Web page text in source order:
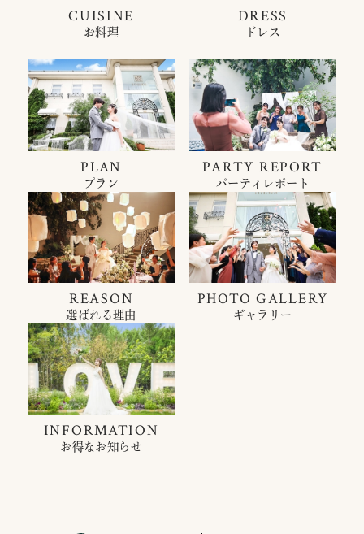
CUISINE
お料理
DRESS
ドレス
PLAN
プラン
PARTY REPORT
パーティレポート
REASON
選ばれる理由
PHOTO GALLERY
ギャラリー
INFORMATION
お得なお知らせ